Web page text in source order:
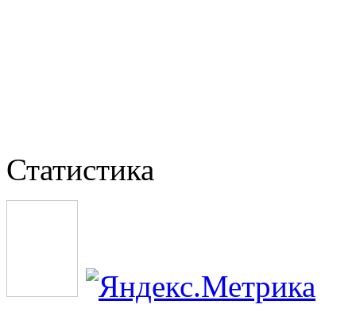
Статистика